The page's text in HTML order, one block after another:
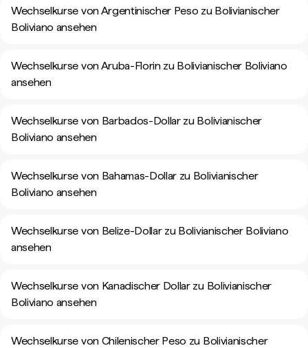
Wechselkurse von Argentinischer Peso zu Bolivianischer
Boliviano ansehen
Wechselkurse von Aruba-Florin zu Bolivianischer Boliviano
ansehen
Wechselkurse von Barbados-Dollar zu Bolivianischer
Boliviano ansehen
Wechselkurse von Bahamas-Dollar zu Bolivianischer
Boliviano ansehen
Wechselkurse von Belize-Dollar zu Bolivianischer Boliviano
ansehen
Wechselkurse von Kanadischer Dollar zu Bolivianischer
Boliviano ansehen
Wechselkurse von Chilenischer Peso zu Bolivianischer